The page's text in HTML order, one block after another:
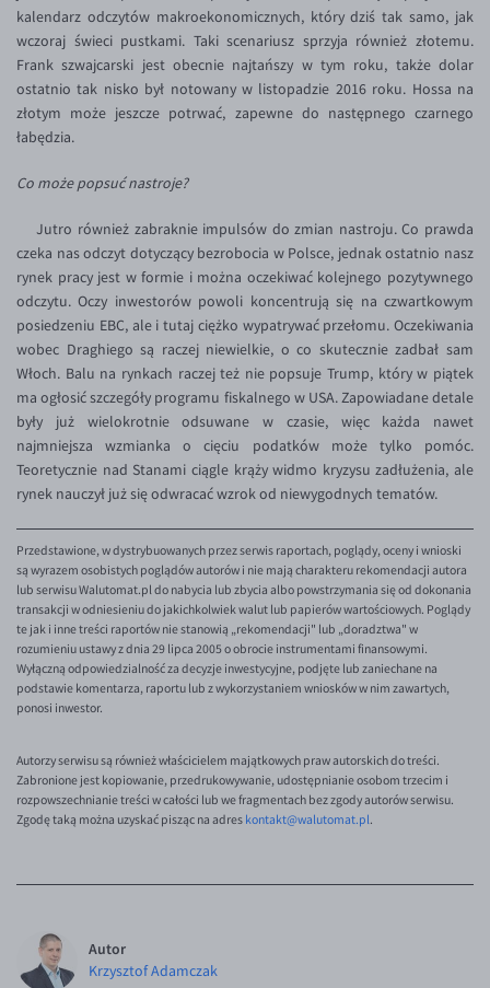
ZAR/PLN
EUR/USD
EUR/GBP
EUR/CHF
EUR/CZK
EUR/DKK
EUR/NOK
EUR/SEK
EUR/AUD
EUR/BGN
EUR/CAD
EUR/CNY
EUR/HKD
EUR/HUF
EUR/JPY
EUR/NZD
EUR/RON
EUR/SGD
EUR/TRY
GBP/USD
USD/CHF
kalendarz odczytów makroekonomicznych, który dziś tak samo, jak
wczoraj świeci pustkami. Taki scenariusz sprzyja również złotemu.
Frank szwajcarski jest obecnie najtańszy w tym roku, także dolar
ostatnio tak nisko był notowany w listopadzie 2016 roku. Hossa na
złotym może jeszcze potrwać, zapewne do następnego czarnego
łabędzia.
Co może popsuć nastroje?
Jutro również zabraknie impulsów do zmian nastroju. Co prawda
czeka nas odczyt dotyczący bezrobocia w Polsce, jednak ostatnio nasz
rynek pracy jest w formie i można oczekiwać kolejnego pozytywnego
odczytu. Oczy inwestorów powoli koncentrują się na czwartkowym
posiedzeniu EBC, ale i tutaj ciężko wypatrywać przełomu. Oczekiwania
wobec Draghiego są raczej niewielkie, o co skutecznie zadbał sam
Włoch. Balu na rynkach raczej też nie popsuje Trump, który w piątek
ma ogłosić szczegóły programu fiskalnego w USA. Zapowiadane detale
były już wielokrotnie odsuwane w czasie, więc każda nawet
najmniejsza wzmianka o cięciu podatków może tylko pomóc.
Teoretycznie nad Stanami ciągle krąży widmo kryzysu zadłużenia, ale
rynek nauczył już się odwracać wzrok od niewygodnych tematów.
Przedstawione, w dystrybuowanych przez serwis raportach, poglądy, oceny i wnioski
są wyrazem osobistych poglądów autorów i nie mają charakteru rekomendacji autora
lub serwisu Walutomat.pl do nabycia lub zbycia albo powstrzymania się od dokonania
transakcji w odniesieniu do jakichkolwiek walut lub papierów wartościowych. Poglądy
te jak i inne treści raportów nie stanowią „rekomendacji" lub „doradztwa" w
rozumieniu ustawy z dnia 29 lipca 2005 o obrocie instrumentami finansowymi.
Wyłączną odpowiedzialność za decyzje inwestycyjne, podjęte lub zaniechane na
podstawie komentarza, raportu lub z wykorzystaniem wniosków w nim zawartych,
ponosi inwestor.
Autorzy serwisu są również właścicielem majątkowych praw autorskich do treści.
Zabronione jest kopiowanie, przedrukowywanie, udostępnianie osobom trzecim i
rozpowszechnianie treści w całości lub we fragmentach bez zgody autorów serwisu.
Zgodę taką można uzyskać pisząc na adres kontakt@walutomat.pl.
Autor
Krzysztof Adamczak